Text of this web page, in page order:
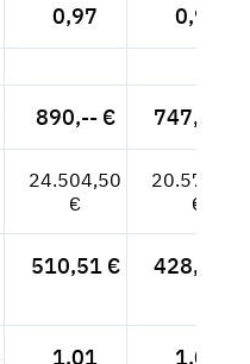
0,97 0,97
890,-- € 747,90 €
24.504,50
€
20.577,90
€
510,51 € 428,71 €
1,01 1,01